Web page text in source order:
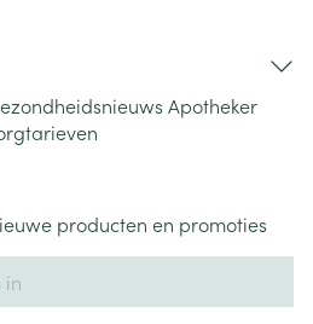
Apotheker
producten en promoties